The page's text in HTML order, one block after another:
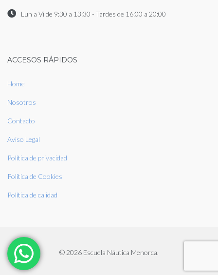
Lun a Vi de 9:30 a 13:30 - Tardes de 16:00 a 20:00
ACCESOS RÁPIDOS
Home
Nosotros
Contacto
Aviso Legal
Política de privacidad
Política de Cookies
Política de calidad
© 2026 Escuela Náutica Menorca.